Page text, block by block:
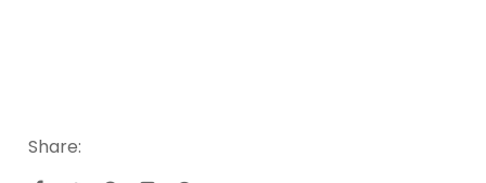
Share: